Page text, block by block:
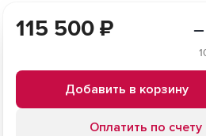
115 500 ₽
Добавить в корзину
Оплатить по счету